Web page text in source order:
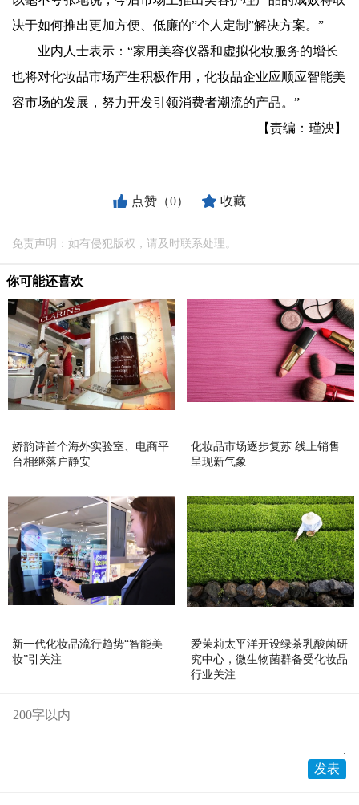
决于如何推出更加方便、低廉的”个人定制”解决方案。”
业内人士表示：“家用美容仪器和虚拟化妆服务的增长
也将对化妆品市场产生积极作用，化妆品企业应顺应智能美
容市场的发展，努力开发引领消费者潮流的产品。”
【责编：瑾泱】
点赞（0） 收藏
免责声明：如有侵犯版权，请及时联系处理。
你可能还喜欢
娇韵诗首个海外实验室、电商平
台相继落户静安
化妆品市场逐步复苏 线上销售
呈现新气象
新一代化妆品流行趋势“智能美
妆”引关注
爱茉莉太平洋开设绿茶乳酸菌研
究中心，微生物菌群备受化妆品
行业关注